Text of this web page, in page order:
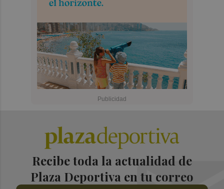
Recibe toda la actualidad de
Plaza Deportiva en tu correo